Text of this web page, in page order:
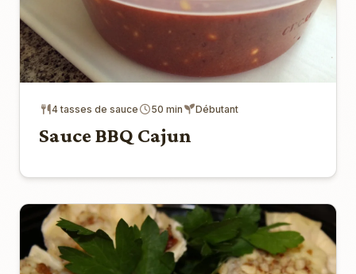
4 tasses de sauce 50 min Débutant
Sauce BBQ Cajun